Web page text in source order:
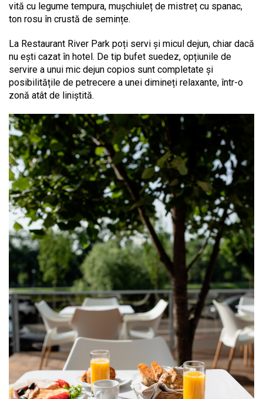
vită cu legume tempura, mușchiuleț de mistreț cu spanac,
ton rosu în crustă de semințe.
La Restaurant River Park poți servi și micul dejun, chiar dacă
nu ești cazat în hotel. De tip bufet suedez, opțiunile de
servire a unui mic dejun copios sunt completate și
posibilitățile de petrecere a unei dimineți relaxante, într-o
zonă atât de liniștită.